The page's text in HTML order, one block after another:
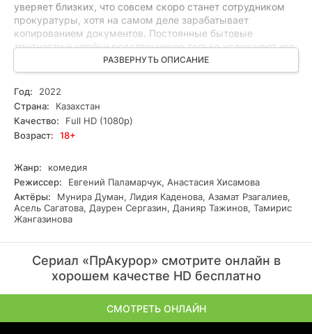
уверяет близких, что совсем скоро станет сотрудником
прокуратуры, хотя на самом деле зарабатывает
копированием документов. Постоянные бытовые
трудности и упрёки родственников только усложняют его
жизнь. Всё меняется, когда один из работников
прокуратуры приносит ему порванное служебное
удостоверение. После случайной встречи с участковым
Еркин понимает, какие возможности даёт такой документ,
и изготавливает его копию, начиная использовать её,
чтобы решать накопившиеся проблемы.
РАЗВЕРНУТЬ ОПИСАНИЕ
Год:
2022
Страна:
Казахстан
Качество:
Full HD (1080p)
Возраст:
18+
Жанр:
комедия
Режиссер:
Евгений Паламарчук, Анастасия Хисамова
Актёры:
Мунира Думан, Лидия Каденова, Азамат Рзагалиев,
Асель Сагатова, Даурен Сергазин, Данияр Тажинов, Тамирис
Жангазинова
Сериал «ПрАкурор» смотрите онлайн в
хорошем качестве HD бесплатно
СМОТРЕТЬ ОНЛАЙН